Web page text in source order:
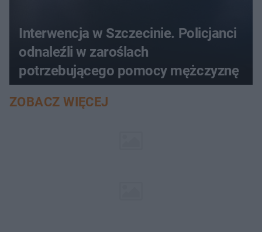
Interwencja w Szczecinie. Policjanci
odnaleźli w zaroślach
potrzebującego pomocy mężczyznę
ZOBACZ WIĘCEJ